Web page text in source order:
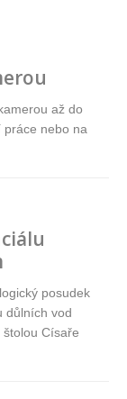
až do
práce nebo na
posudek
důlních vod
Císaře